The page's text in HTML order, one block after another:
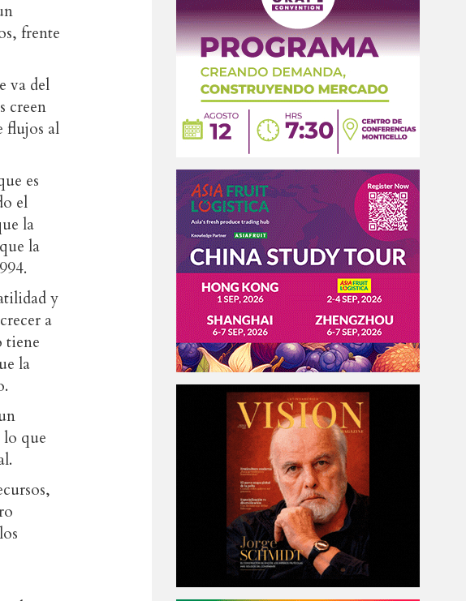
frente
va del
creen
flujos al
es
el
la
la
y
a
tiene
la
que